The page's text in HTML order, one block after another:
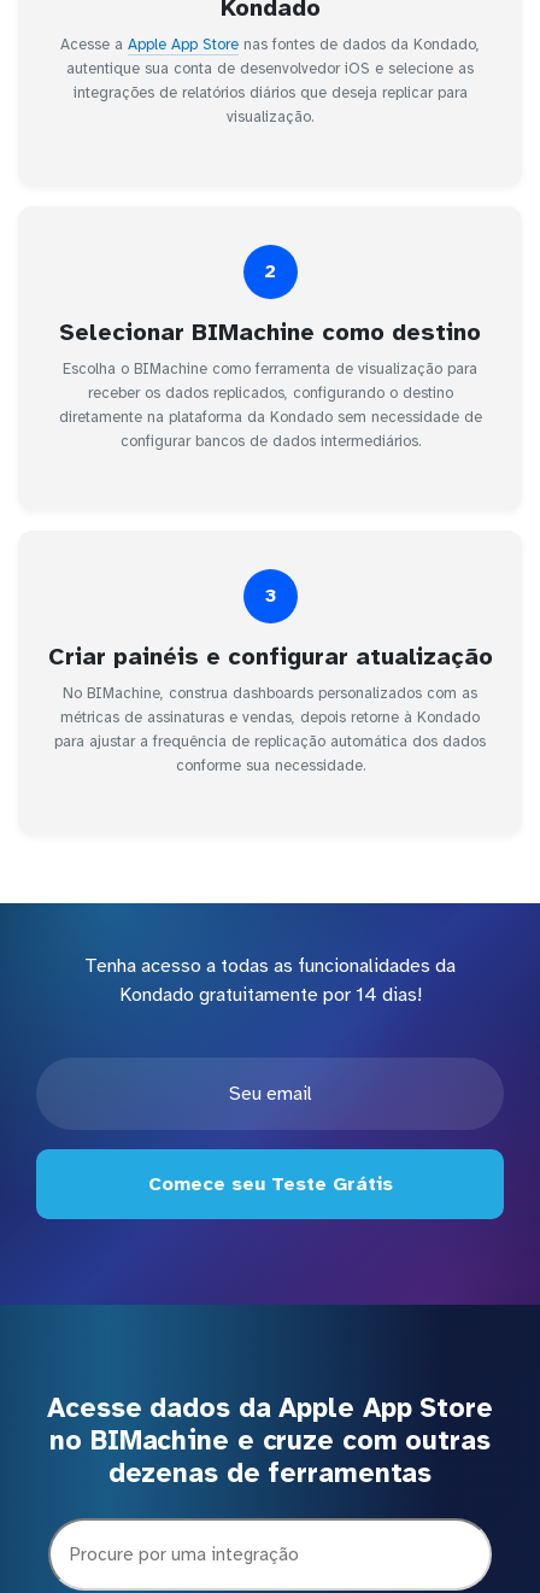
Kondado
Acesse a Apple App Store nas fontes de dados da Kondado,
autentique sua conta de desenvolvedor iOS e selecione as
integrações de relatórios diários que deseja replicar para
visualização.
2
Selecionar BIMachine como destino
Escolha o BIMachine como ferramenta de visualização para
receber os dados replicados, configurando o destino
diretamente na plataforma da Kondado sem necessidade de
configurar bancos de dados intermediários.
3
Criar painéis e configurar atualização
No BIMachine, construa dashboards personalizados com as
métricas de assinaturas e vendas, depois retorne à Kondado
para ajustar a frequência de replicação automática dos dados
conforme sua necessidade.
Tenha acesso a todas as funcionalidades da
Kondado gratuitamente por 14 dias!
Comece seu Teste Grátis
Acesse dados da Apple App Store
no BIMachine e cruze com outras
dezenas de ferramentas